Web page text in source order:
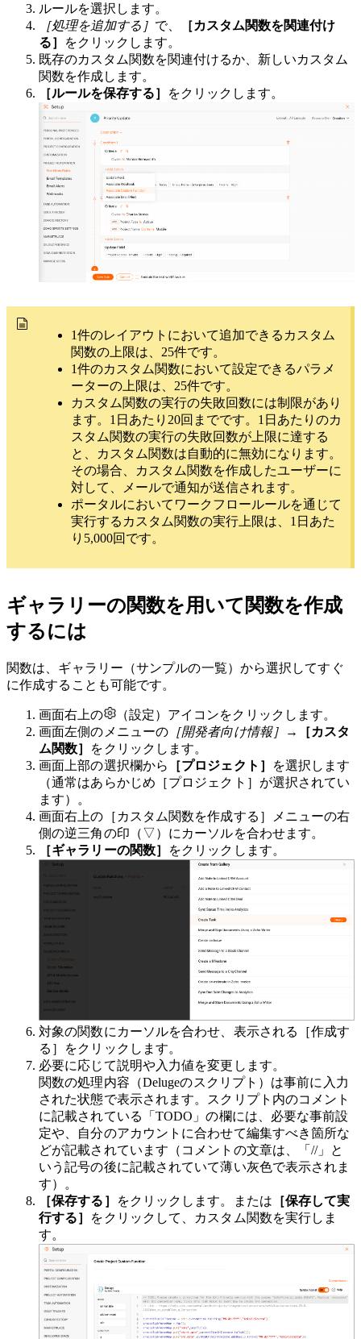
ルールを選択します。
［処理を追加する］ で、
［カスタム関数を関連付け
る］
をクリックします。
既存のカスタム関数を関連付けるか、新しいカスタム
関数を作成します。
［ルールを保存する］
をクリックします。
1件のレイアウトにおいて追加できるカスタム
関数の上限は、25件です。
1件のカスタム関数において設定できるパラメ
ーターの上限は、25件です。
カスタム関数の実行の失敗回数には制限があり
ます。1日あたり20回までです。1日あたりのカ
スタム関数の実行の失敗回数が上限に達する
と、カスタム関数は自動的に無効になります。
その場合、カスタム関数を作成したユーザーに
対して、メールで通知が送信されます。
ポータルにおいてワークフロールールを通じて
実行するカスタム関数の実行上限は、1日あた
り5,000回です。
ギャラリーの関数を用いて関数を作成
するには
関数は、ギャラリー（サンプルの一覧）から選択してすぐ
に作成することも可能です。
画面右上の
（設定）アイコンをクリックします。
画面左側のメニューの ［開発者向け情報］ →
［カスタ
ム関数］ をクリックします。
画面上部の選択欄から
［プロジェクト］
を選択します
（通常はあらかじめ［プロジェクト］が選択されてい
ます）。
画面右上の［カスタム関数を作成する］メニューの右
側の逆三角の印（▽）にカーソルを合わせます。
［ギャラリーの関数］
をクリックします。
対象の関数にカーソルを合わせ、表示される［作成す
る］をクリックします。
必要に応じて説明や入力値を変更します。
関数の処理内容（Delugeのスクリプト）は事前に入力
された状態で表示されます。 スクリプト内のコメント
に記載されている「TODO」の欄には、必要な事前設
定や、自分のアカウントに合わせて編集すべき箇所な
どが記載されています（コメントの文章は、「//」と
いう記号の後に記載されていて薄い灰色で表示されま
す）。
［保存する］
をクリックします。または ［保存して実
行する］ をクリックして、カスタム関数を実行しま
す。